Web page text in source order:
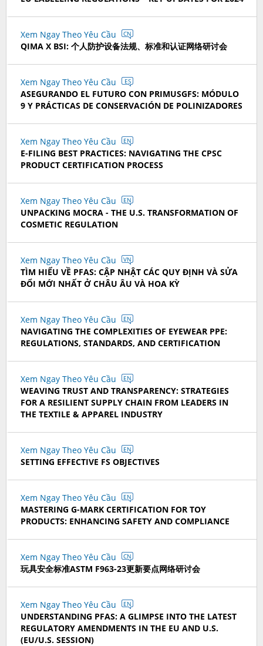
Xem Ngay Theo Yêu Cầu CN
QIMA X BSI: 个人防护设备法规、标准和认证网络研讨会
Xem Ngay Theo Yêu Cầu ES
ASEGURANDO EL FUTURO CON PRIMUSGFS: MÓDULO
9 Y PRÁCTICAS DE CONSERVACIÓN DE POLINIZADORES
Xem Ngay Theo Yêu Cầu EN
E-FILING BEST PRACTICES: NAVIGATING THE CPSC
PRODUCT CERTIFICATION PROCESS
Xem Ngay Theo Yêu Cầu EN
UNPACKING MOCRA - THE U.S. TRANSFORMATION OF
COSMETIC REGULATION
Xem Ngay Theo Yêu Cầu VN
TÌM HIỂU VỀ PFAS: CẬP NHẬT CÁC QUY ĐỊNH VÀ SỬA
ĐỔI MỚI NHẤT Ở CHÂU ÂU VÀ HOA KỲ
Xem Ngay Theo Yêu Cầu EN
NAVIGATING THE COMPLEXITIES OF EYEWEAR PPE:
REGULATIONS, STANDARDS, AND CERTIFICATION
Xem Ngay Theo Yêu Cầu EN
WEAVING TRUST AND TRANSPARENCY: STRATEGIES
FOR A RESILIENT SUPPLY CHAIN FROM LEADERS IN
THE TEXTILE & APPAREL INDUSTRY
Xem Ngay Theo Yêu Cầu EN
SETTING EFFECTIVE FS OBJECTIVES
Xem Ngay Theo Yêu Cầu EN
MASTERING G-MARK CERTIFICATION FOR TOY
PRODUCTS: ENHANCING SAFETY AND COMPLIANCE
Xem Ngay Theo Yêu Cầu CN
玩具安全标准ASTM F963-23更新要点网络研讨会
Xem Ngay Theo Yêu Cầu EN
UNDERSTANDING PFAS: A GLIMPSE INTO THE LATEST
REGULATORY AMENDMENTS IN THE EU AND U.S.
(EU/U.S. SESSION)